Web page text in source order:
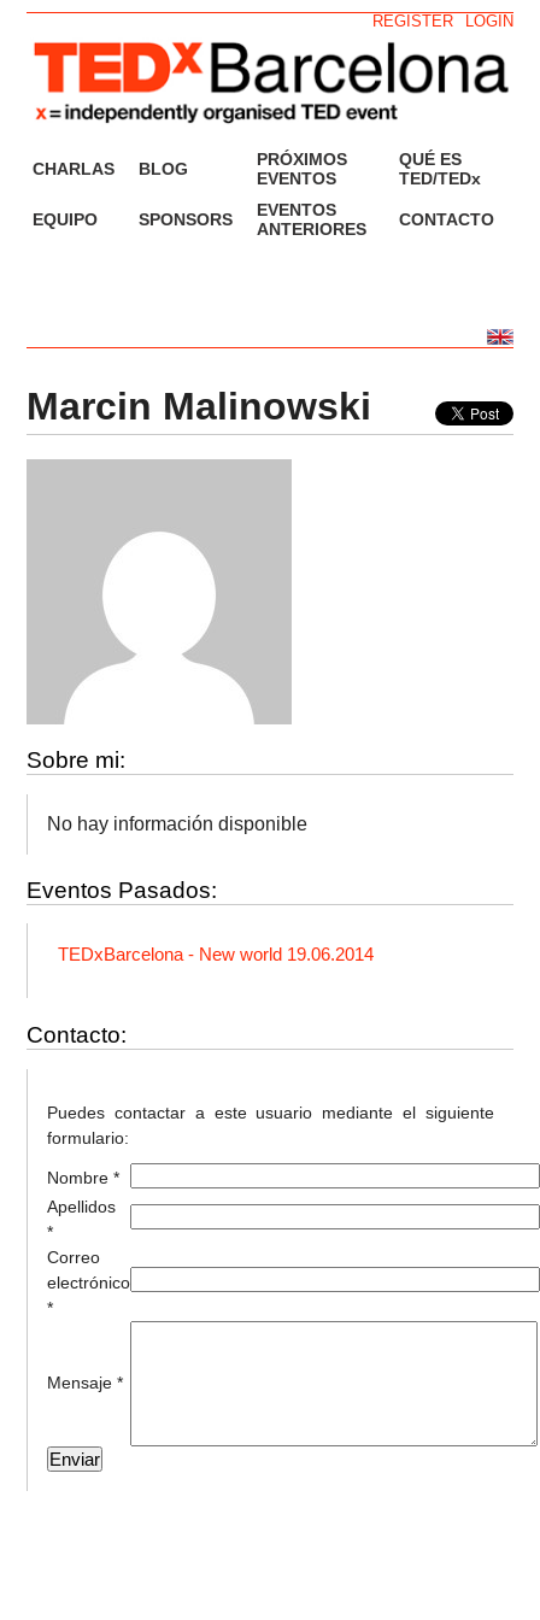
LOGIN
REGISTER
CHARLAS BLOG
PRÓXIMOS
EVENTOS
QUÉ ES
TED/TEDx
EQUIPO SPONSORS
EVENTOS
ANTERIORES
CONTACTO
Marcin Malinowski
Sobre mi:
No hay información disponible
Eventos Pasados:
TEDxBarcelona - New world 19.06.2014
Contacto:
Puedes contactar a este usuario mediante el siguiente
formulario:
Nombre *
Apellidos
*
Correo
electrónico
*
Mensaje *